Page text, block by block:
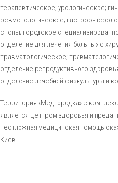
терапевтическое; урологическое;
ревмотологическое;
стопы; городское
отделение для лечения больных с
травматологическое;
отделение репродуктивного
отделение лечебной физкультуры и
Территория «Медгородка» с
является центром здоровья и
неотложная медицинская помощь
Киев.